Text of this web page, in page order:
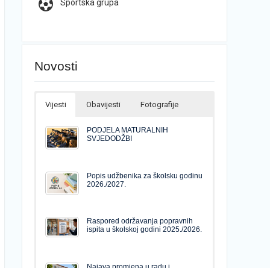
Sportska grupa
Novosti
Vijesti Obavijesti Fotografije
PODJELA MATURALNIH
SVJEDODŽBI
Popis udžbenika za školsku godinu
2026./2027.
Raspored održavanja popravnih
ispita u školskoj godini 2025./2026.
Najava promjena u radu i